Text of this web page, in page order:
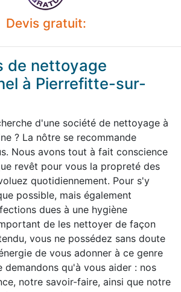
Devis gratuit:
de nettoyage
à Pierrefitte-sur-
d'une société de nettoyage à
? La nôtre se recommande
Nous avons tout à fait conscience
revêt pour vous la propreté des
quotidiennement. Pour s'y
possible, mais également
dues à une hygiène
de les nettoyer de façon
vous ne possédez sans doute
de vous adonner à ce genre
demandons qu'à vous aider : nos
notre savoir-faire, ainsi que notre